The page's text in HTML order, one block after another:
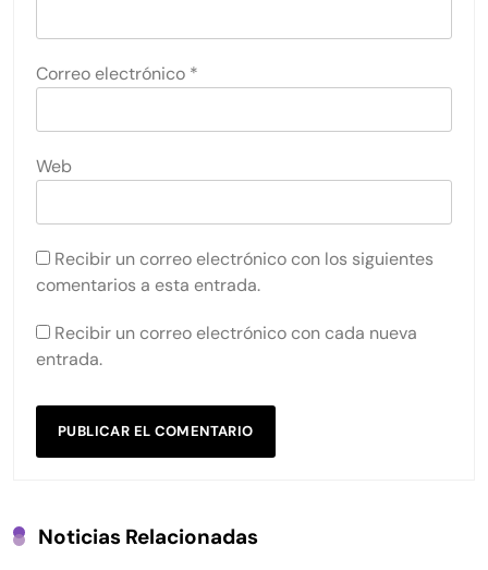
Correo electrónico *
Web
Recibir un correo electrónico con los siguientes
comentarios a esta entrada.
Recibir un correo electrónico con cada nueva
entrada.
Noticias Relacionadas